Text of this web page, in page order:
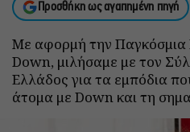
Προσθήκη ως αγαπημένη πηγή
Με αφορμή την Παγκόσμια
Down, μιλήσαμε με τον
Ελλάδος για τα εμπόδια
άτομα με Down και τη